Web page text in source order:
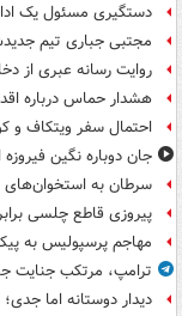
دستگیری مسئول یک
مجتبی جباری تیم
روایت رسانه عبری از
هشدار حماس درباره
احتمال سفر ویتکاف و
جان دوباره نگین فیروزه
سرطان به
پیروزی قاطع چلسی
مهاجم پرسپولیس به
ترامپ، مرتکب جنایت
دیدار دوستانه اما جدی؛ اینتر ۲-